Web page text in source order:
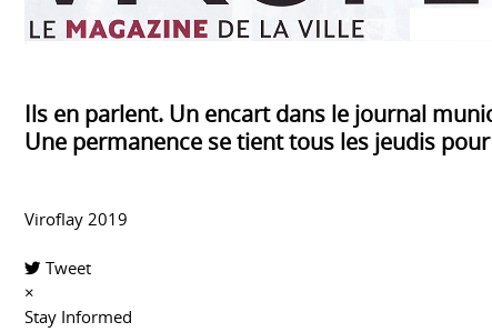
Ils en parlent. Un encart dans le journal
Une permanence se tient tous les jeudis
Viroflay 2019
Tweet
pinterest
×
Stay Informed